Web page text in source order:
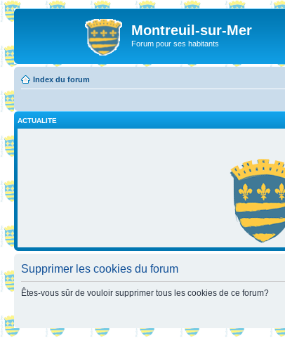
Montreuil-sur-Mer
Forum pour ses habitants
Index du forum
ACTUALITE
Supprimer les cookies du forum
Êtes-vous sûr de vouloir supprimer tous les cookies de ce forum?